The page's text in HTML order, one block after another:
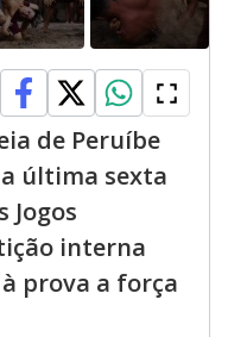
de Peruíbe
última sexta
Jogos
interna
prova a força